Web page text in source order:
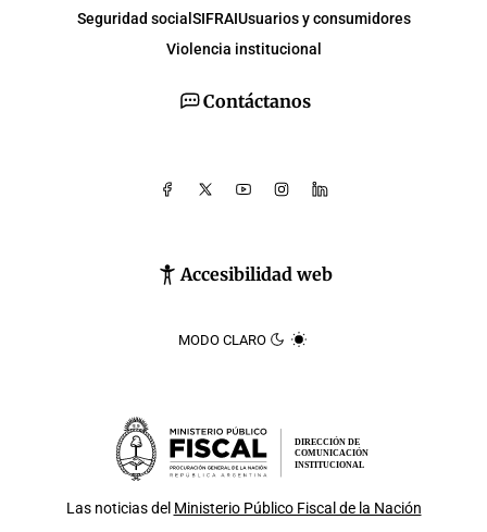
Contáctanos
Accesibilidad web
MODO CLARO
Seguridad social SIFRAIUsuarios y consumidores
Violencia institucional
DIRECCIÓN DE
COMUNICACIÓN
INSTITUCIONAL
Las noticias del Ministerio Público Fiscal de la Nación